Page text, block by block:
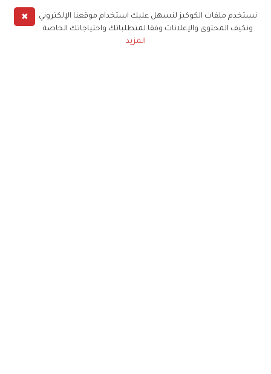
✖
نستخدم ملفات الكوكيز لنسهل عليك استخدام موقعنا الإلكتروني
ونكيف المحتوى والإعلانات وفقا لمتطلباتك واحتياجاتك الخاصة
المزيد